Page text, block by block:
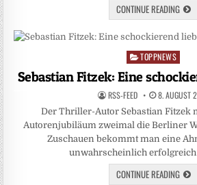
CONTINUE READING
Posted
in
TOPPNEWS
Sebastian Fitzek: Eine
RSS-FEED 8. AUGUST
Der Thriller-Autor Sebastian Fitzek
Autorenjubiläum zweimal die Berliner
Zuschauen bekommt man eine
unwahrscheinlich
CONTINUE READING